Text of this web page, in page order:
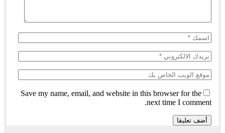
Save my name, email, and website in this browser for the
next time I comment.